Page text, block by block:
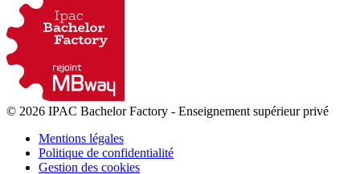
© 2026 IPAC Bachelor Factory - Enseignement supérieur privé
Mentions légales
Politique de confidentialité
Gestion des cookies